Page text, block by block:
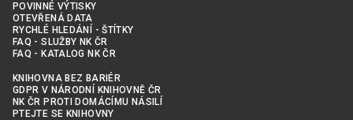
POVINNÉ VÝTISKY
OTEVŘENÁ DATA
RYCHLÉ HLEDÁNÍ - ŠTÍTKY
FAQ - SLUŽBY NK ČR
FAQ - KATALOG NK ČR
KNIHOVNA BEZ BARIÉR
GDPR V NÁRODNÍ KNIHOVNĚ ČR
NK ČR PROTI DOMÁCÍMU NÁSILÍ
PTEJTE SE KNIHOVNY